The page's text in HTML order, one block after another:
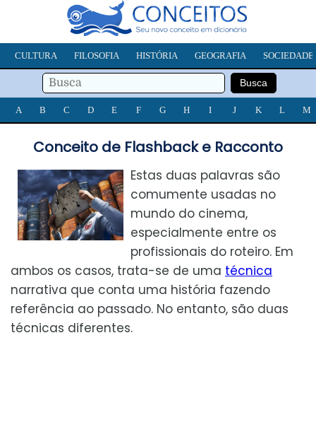
CULTURA FILOSOFIA HISTÓRIA GEOGRAFIA SOCIEDADE
A B C D E F G H I J K L M
Conceito de Flashback e Racconto
Estas duas palavras são
comumente usadas no
mundo do cinema,
especialmente entre os
profissionais do roteiro. Em
ambos os casos, trata-se de uma técnica
narrativa que conta uma história fazendo
referência ao passado. No entanto, são duas
técnicas diferentes.